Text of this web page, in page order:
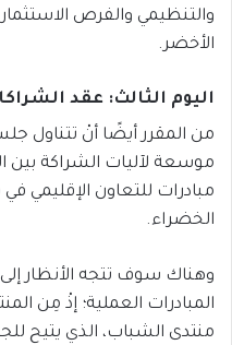
والتنظيمي والفرص
الأخضر.
اليوم الثالث: عقد
من المقرر أيضًا أنْ تتناول
موسعة لآليات الشراكة بين
مبادرات للتعاون الإقليمي
الخضراء.
وهناك سوف تتجه الأنظار إلى
المبادرات العملية؛ إذْ مِن
منتدى الشباب، الذي يتيح